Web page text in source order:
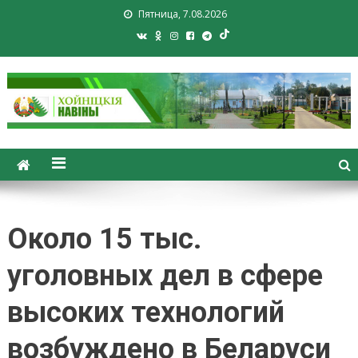
Пятница, 7.08.2026
Хойники. Хойнiцкiя навiны.
Новости Хойник. Районная
Около 15 тыс.
уголовных дел в сфере
высоких технологий
возбуждено в Беларуси